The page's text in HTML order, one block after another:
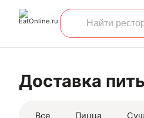
Доставка
Все Пицца